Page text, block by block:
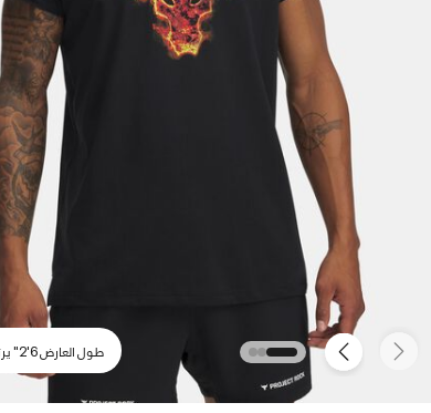
طول العارض 6'2" يرتدي مقاس كبير